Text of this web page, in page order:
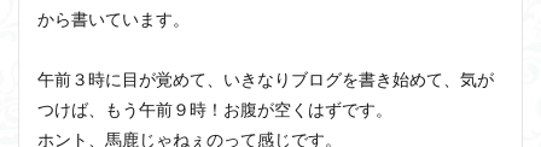
から書いています。
午前３時に目が覚めて、いきなりブログを書き始めて、気が
つけば、もう午前９時！お腹が空くはずです。
ホント、馬鹿じゃねぇのって感じです。